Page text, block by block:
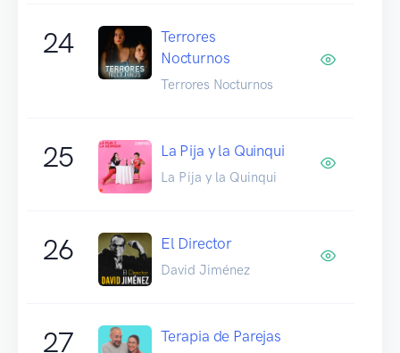
24
Terrores
Nocturnos
Terrores Nocturnos
25 La Pija y la Quinqui
La Pija y la Quinqui
26 El Director
David Jiménez
27 Terapia de Parejas